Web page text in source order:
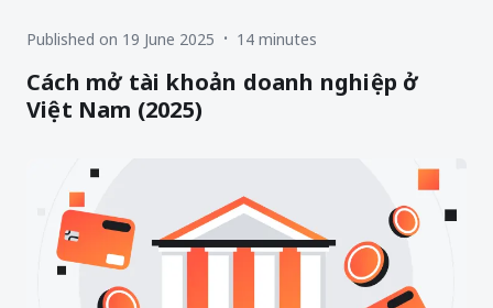
Published on 19 June 2025 • 14 minutes
Cách mở tài khoản doanh nghiệp ở
Việt Nam (2025)